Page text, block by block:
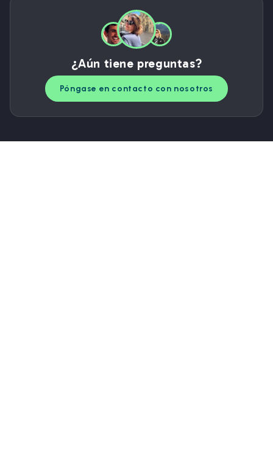
¿Aún tiene preguntas?
Póngase en contacto con nosotros